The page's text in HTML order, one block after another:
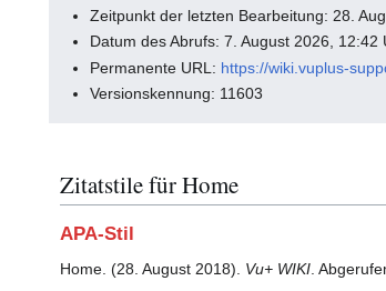
Zeitpunkt der letzten Bearbeitung: 28.
Datum des Abrufs: 7. August 2026, 12:42
Permanente URL: https://wiki.vuplus-
Versionskennung: 11603
Zitatstile für Home
APA-Stil
Home. (28. August 2018). Vu+ WIKI.